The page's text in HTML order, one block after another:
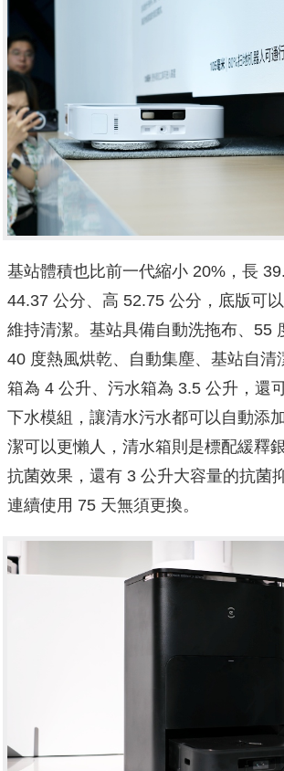
基站體積也比前一代縮小 20%，長
44.37 公分、高 52.75 公分，底版可
維持清潔。基站具備自動洗拖布、55
40 度熱風烘乾、自動集塵、基站自清
箱為 4 公升、污水箱為 3.5 公升，還
下水模組，讓清水污水都可以自動添
潔可以更懶人，清水箱則是標配緩釋
抗菌效果，還有 3 公升大容量的抗菌
連續使用 75 天無須更換。